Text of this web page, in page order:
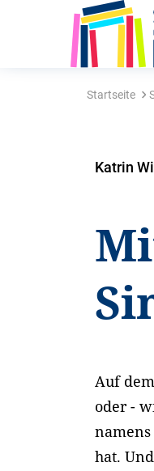
Startseite
Katrin
Auf
oder -
hat.